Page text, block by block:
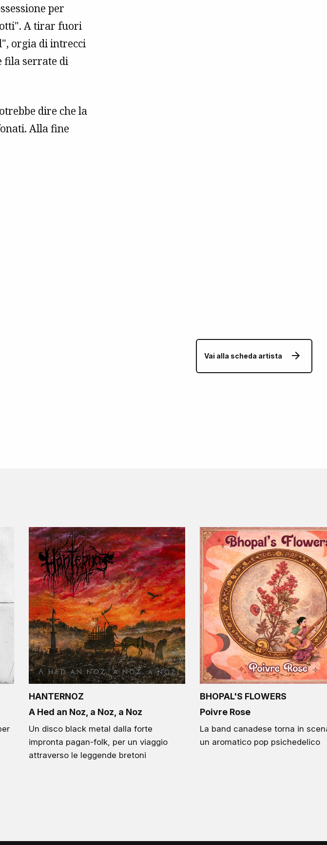
per
A tirar fuori
orgia di intrecci
fila serrate di
dire che la
Alla fine
Vai alla scheda artista
HANTERNOZ
A Hed an Noz, a Noz, a Noz
Un disco black metal dalla forte
impronta pagan-folk, per un viaggio
attraverso le leggende bretoni
BHOPAL'S FLOWERS
Poivre Rose
La band canadese torna in
un aromatico pop psichedelico